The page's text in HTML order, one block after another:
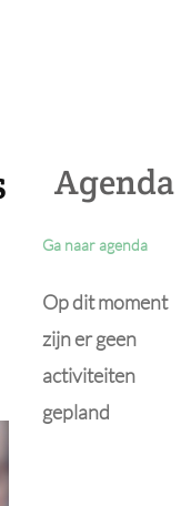
Agenda
Ga naar agenda
Op dit moment
zijn er geen
activiteiten
gepland